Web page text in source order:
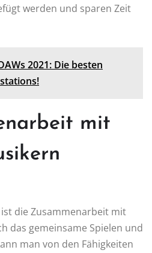
werden und sparen Zeit
2021: Die besten
mit
die Zusammenarbeit mit
das gemeinsame Spielen und
man von den Fähigkeiten